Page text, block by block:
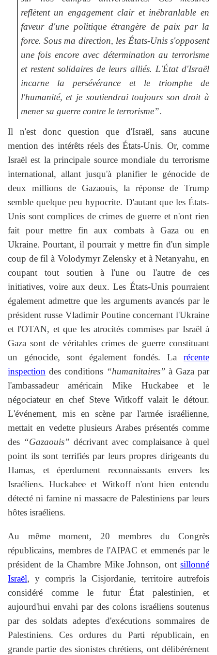
reflètent un engagement clair et inébranlable en
faveur d'une politique étrangère de paix par la
force. Sous ma direction, les États-Unis s'opposent
une fois encore avec détermination au terrorisme
et restent solidaires de leurs alliés. L'État d'Israël
incarne la persévérance et le triomphe de
l'humanité, et je soutiendrai toujours son droit à
mener sa guerre contre le terrorisme”.
Il n'est donc question que d'Israël, sans aucune
mention des intérêts réels des États-Unis. Or, comme
Israël est la principale source mondiale du terrorisme
international, allant jusqu'à planifier le génocide de
deux millions de Gazaouis, la réponse de Trump
semble quelque peu hypocrite. D'autant que les États-
Unis sont complices de crimes de guerre et n'ont rien
fait pour mettre fin aux combats à Gaza ou en
Ukraine. Pourtant, il pourrait y mettre fin d'un simple
coup de fil à Volodymyr Zelensky et à Netanyahu, en
coupant tout soutien à l'une ou l'autre de ces
initiatives, voire aux deux. Les États-Unis pourraient
également admettre que les arguments avancés par le
président russe Vladimir Poutine concernant l'Ukraine
et l'OTAN, et que les atrocités commises par Israël à
Gaza sont de véritables crimes de guerre constituant
un génocide, sont également fondés. La récente
inspection des conditions “humanitaires” à Gaza par
l'ambassadeur américain Mike Huckabee et le
négociateur en chef Steve Witkoff valait le détour.
L'événement, mis en scène par l'armée israélienne,
mettait en vedette plusieurs Arabes présentés comme
des “Gazaouis” décrivant avec complaisance à quel
point ils sont terrifiés par leurs propres dirigeants du
Hamas, et éperdument reconnaissants envers les
Israéliens. Huckabee et Witkoff n'ont bien entendu
détecté ni famine ni massacre de Palestiniens par leurs
hôtes israéliens.
Au même moment, 20 membres du Congrès
républicains, membres de l'AIPAC et emmenés par le
président de la Chambre Mike Johnson, ont sillonné
Israël, y compris la Cisjordanie, territoire autrefois
considéré comme le futur État palestinien, et
aujourd'hui envahi par des colons israéliens soutenus
par des soldats adeptes d'exécutions sommaires de
Palestiniens. Ces ordures du Parti républicain, en
grande partie des sionistes chrétiens, ont délibérément